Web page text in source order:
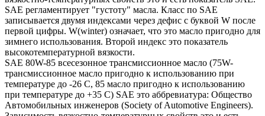
SAE регламентирует "густоту" масла. Класс по SAE
записывается двумя индексами через дефис с буквой W после
первой цифры. W(winter) означает, что это масло пригодно для
зимнего использования. Второй индекс это показатель
высокотемпературной вязкости.
SAE 80W-85 всесезонное трансмиссионное масло (75W-
трансмиссионное масло пригодно к использованию при
температуре до -26 С, 85 масло пригодно к использованию
при температуре до +35 С) SAE это аббревиатура: Общество
Автомобильных инженеров (Society of Automotive Engineers).